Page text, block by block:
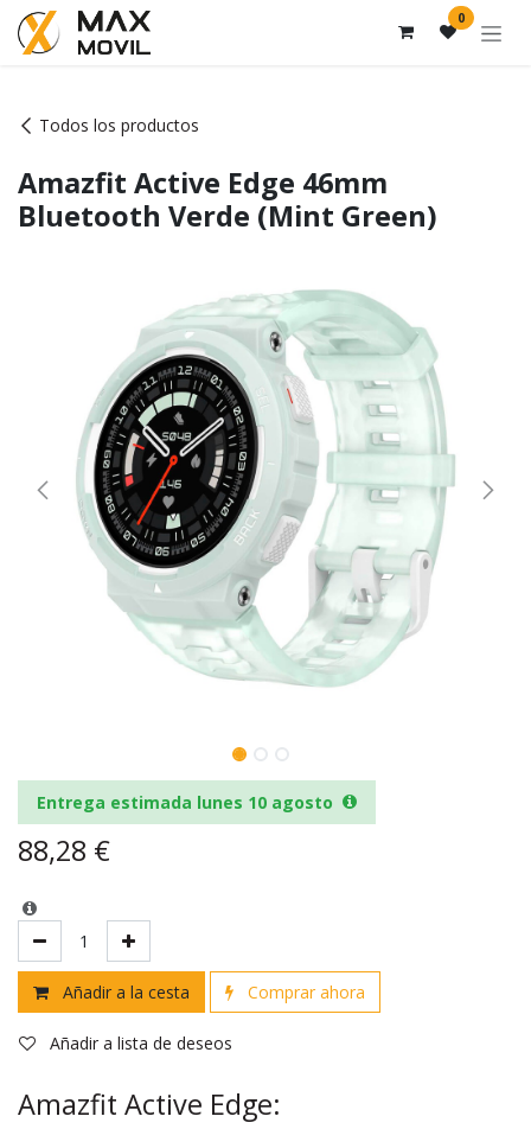
Ir al contenido 0
Todos los productos
Amazfit Active Edge 46mm
Bluetooth Verde (Mint Green)
Entrega estimada lunes 10 agosto
88,28 €
Añadir a la cesta Comprar ahora
Añadir a lista de deseos
Amazfit Active Edge: